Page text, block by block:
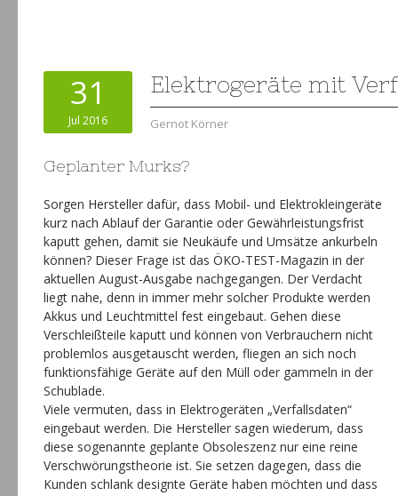
31
Jul 2016
Elektrogeräte mit
Gernot Körner
Geplanter Murks?
Sorgen Hersteller dafür, dass Mobil- und Elektrokleingeräte
kurz nach Ablauf der Garantie oder Gewährleistungsfrist
kaputt gehen, damit sie Neukäufe und Umsätze ankurbeln
können? Dieser Frage ist das ÖKO-TEST-Magazin in der
aktuellen August-Ausgabe nachgegangen. Der Verdacht
liegt nahe, denn in immer mehr solcher Produkte werden
Akkus und Leuchtmittel fest eingebaut. Gehen diese
Verschleißteile kaputt und können von Verbrauchern nicht
problemlos ausgetauscht werden, fliegen an sich noch
funktionsfähige Geräte auf den Müll oder gammeln in der
Schublade.
Viele vermuten, dass in Elektrogeräten „Verfallsdaten“
eingebaut werden. Die Hersteller sagen wiederum, dass
diese sogenannte geplante Obsoleszenz nur eine reine
Verschwörungstheorie ist. Sie setzen dagegen, dass die
Kunden schlank designte Geräte haben möchten und dass